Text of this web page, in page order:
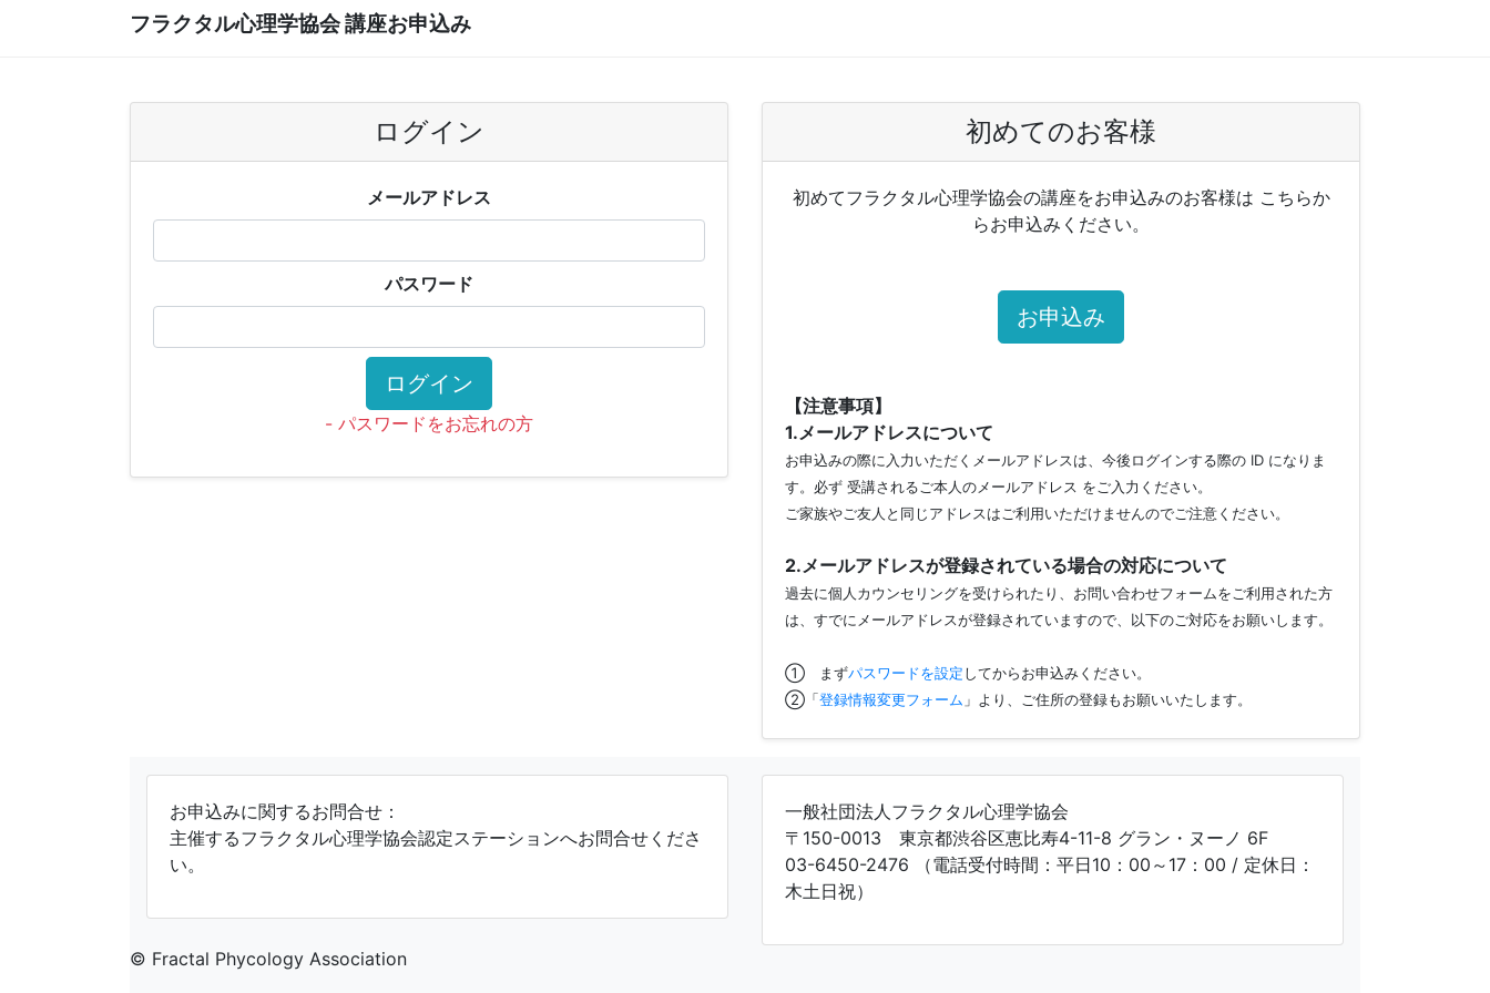
フラクタル心理学協会 講座お申込み
ログイン
メールアドレス
パスワード
ログイン
- パスワードをお忘れの方
初めてのお客様
初めてフラクタル心理学協会の講座をお申込みのお客様は こちらか
らお申込みください。
お申込み
【注意事項】
1.メールアドレスについて
お申込みの際に入力いただくメールアドレスは、今後ログインする際の ID になりま
す。必ず 受講されるご本人のメールアドレス をご入力ください。
ご家族やご友人と同じアドレスはご利用いただけませんのでご注意ください。
2.メールアドレスが登録されている場合の対応について
過去に個人カウンセリングを受けられたり、お問い合わせフォームをご利用された方
は、すでにメールアドレスが登録されていますので、以下のご対応をお願いします。
① まずパスワードを設定してからお申込みください。
②「登録情報変更フォーム 」より、ご住所の登録もお願いいたします。
お申込みに関するお問合せ：
主催するフラクタル心理学協会認定ステーションへお問合せくださ
い。
一般社団法人フラクタル心理学協会
〒150-0013 東京都渋谷区恵比寿4-11-8 グラン・ヌーノ 6F
03-6450-2476 （電話受付時間：平日10：00～17：00 / 定休日：
木土日祝）
© Fractal Phycology Association